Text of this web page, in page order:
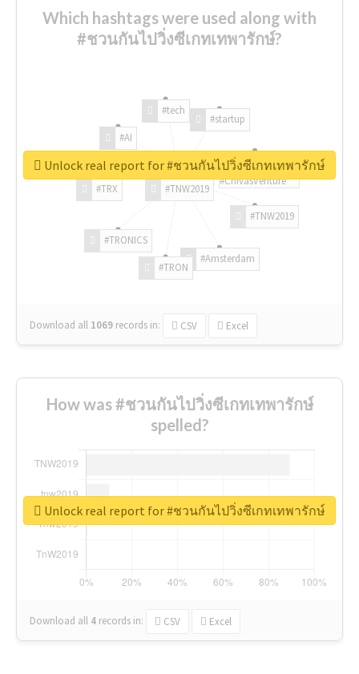
Which hashtags were used along with
#ชวนกันไปวิ่งซีเกทเทพารักษ์?
#TNW2019
#TNW2019
#Amsterdam
#TRON
#TRONICS
#TRX
#AI
#tech
#startup
#ChivasVenture
Download all 1069 records in: CSV Excel
Unlock real report for #ชวนกันไปวิ่งซีเกทเทพารักษ์
How was #ชวนกันไปวิ่งซีเกทเทพารักษ์
spelled?
Download all 4 records in: CSV Excel
Unlock real report for #ชวนกันไปวิ่งซีเกทเทพารักษ์